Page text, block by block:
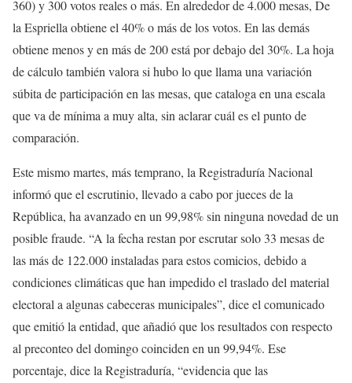
360) y 300 votos reales o más. En alrededor de 4.000 mesas, De
la Espriella obtiene el 40% o más de los votos. En las demás
obtiene menos y en más de 200 está por debajo del 30%. La hoja
de cálculo también valora si hubo lo que llama una variación
súbita de participación en las mesas, que cataloga en una escala
que va de mínima a muy alta, sin aclarar cuál es el punto de
comparación.
Este mismo martes, más temprano, la Registraduría Nacional
informó que el escrutinio, llevado a cabo por jueces de la
República, ha avanzado en un 99,98% sin ninguna novedad de un
posible fraude. “A la fecha restan por escrutar solo 33 mesas de
las más de 122.000 instaladas para estos comicios, debido a
condiciones climáticas que han impedido el traslado del material
electoral a algunas cabeceras municipales”, dice el comunicado
que emitió la entidad, que añadió que los resultados con respecto
al preconteo del domingo coinciden en un 99,94%. Ese
porcentaje, dice la Registraduría, “evidencia que las